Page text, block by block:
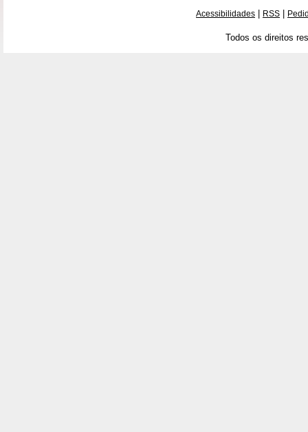
Acessibilidades RSS
Todos os direitos